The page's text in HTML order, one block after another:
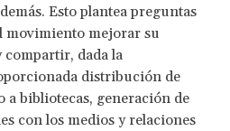
Esto plantea preguntas
movimiento mejorar su
compartir, dada la
distribución de
a bibliotecas, generación de
con los medios y relaciones